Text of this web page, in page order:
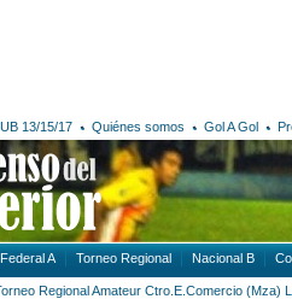
13/15/17 Quiénes somos Gol A Gol
A Torneo Regional Nacional B
Regional Amateur Ctro.E.Comercio (Mza)